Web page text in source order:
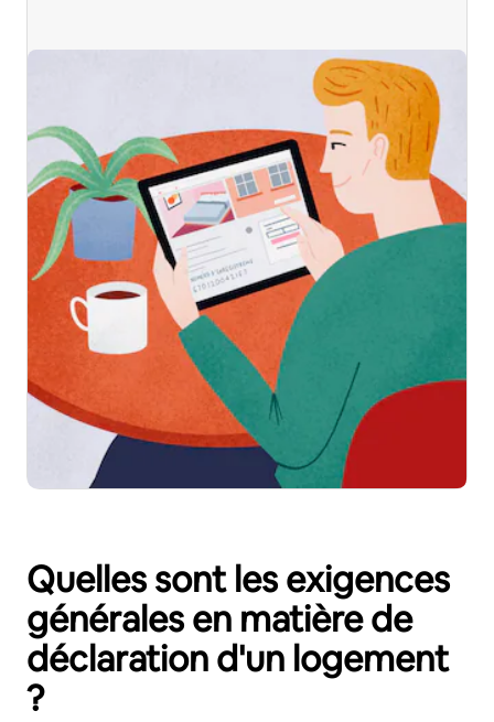
Quelles sont les exigences
générales en matière de
déclaration d'un logement
?